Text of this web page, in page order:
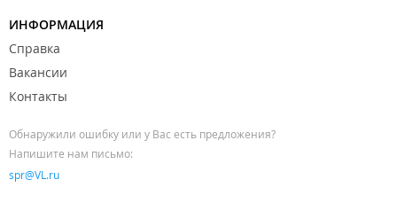
ИНФОРМАЦИЯ
Справка
Вакансии
Контакты
Обнаружили ошибку или у Вас есть предложения?
Напишите нам письмо:
spr@VL.ru